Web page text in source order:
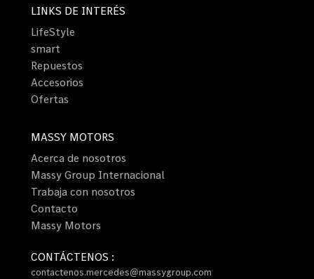
LINKS DE INTERÉS
LifeStyle
smart
Repuestos
Accesorios
Ofertas
MASSY MOTORS
Acerca de nosotros
Massy Group Internacional
Trabaja con nosotros
Contacto
Massy Motors
CONTÁCTENOS :
contactenos.mercedes@massygroup.com